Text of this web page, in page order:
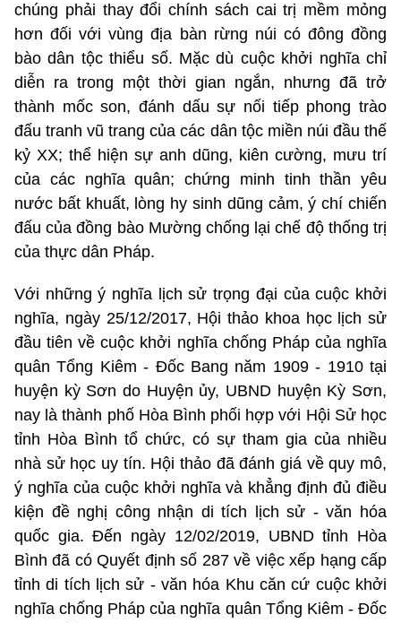
chúng phải thay đổi chính sách cai trị mềm mỏng
hơn đối với vùng địa bàn rừng núi có đông đồng
bào dân tộc thiểu số. Mặc dù cuộc khởi nghĩa chỉ
diễn ra trong một thời gian ngắn, nhưng đã trở
thành mốc son, đánh dấu sự nối tiếp phong trào
đấu tranh vũ trang của các dân tộc miền núi đầu thế
kỷ XX; thể hiện sự anh dũng, kiên cường, mưu trí
của các nghĩa quân; chứng minh tinh thần yêu
nước bất khuất, lòng hy sinh dũng cảm, ý chí chiến
đấu của đồng bào Mường chống lại chế độ thống trị
của thực dân Pháp.
Với những ý nghĩa lịch sử trọng đại của cuộc khởi
nghĩa, ngày 25/12/2017, Hội thảo khoa học lịch sử
đầu tiên về cuộc khởi nghĩa chống Pháp của nghĩa
quân Tổng Kiêm - Đốc Bang năm 1909 - 1910 tại
huyện kỳ Sơn do Huyện ủy, UBND huyện Kỳ Sơn,
nay là thành phố Hòa Bình phối hợp với Hội Sử học
tỉnh Hòa Bình tổ chức, có sự tham gia của nhiều
nhà sử học uy tín. Hội thảo đã đánh giá về quy mô,
ý nghĩa của cuộc khởi nghĩa và khẳng định đủ điều
kiện đề nghị công nhận di tích lịch sử - văn hóa
quốc gia. Đến ngày 12/02/2019, UBND tỉnh Hòa
Bình đã có Quyết định số 287 về việc xếp hạng cấp
tỉnh di tích lịch sử - văn hóa Khu căn cứ cuộc khởi
nghĩa chống Pháp của nghĩa quân Tổng Kiêm - Đốc